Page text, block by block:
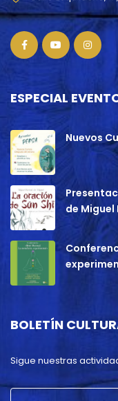
ESPECIAL
Nuevos
de Miguel
BOLETÍN
Sigue nuestras